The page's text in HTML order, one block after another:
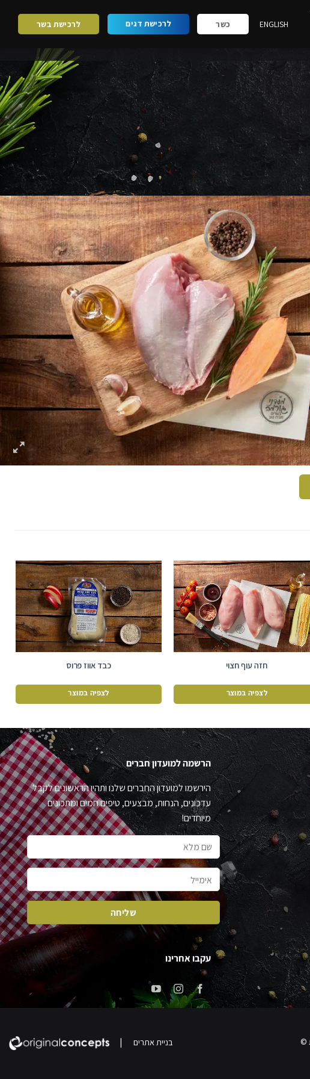
ENGLISH כשר לרכישת דגים לרכישת בשר
חזה עוף חצוי
לצפיה במוצר
כבד אווז פרוס
לצפיה במוצר
הרשמה למועדון חברים
הירשמו למועדון החברים שלנו ותהיו הראשונים לקבל
עדכונים, הנחות, מבצעים, טיפים חמים ומתכונים
מיוחדים!
עקבו אחרינו
בניית אתרים|